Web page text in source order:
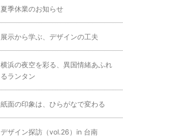
夏季休業のお知らせ
展示から学ぶ、デザインの工夫
横浜の夜空を彩る、異国情緒あふれ
るランタン
紙面の印象は、ひらがなで変わる
デザイン探訪（vol.26）in 台南